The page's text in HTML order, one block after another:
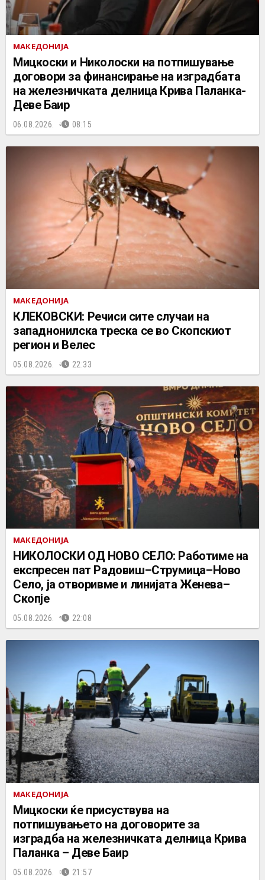
МАКЕДОНИЈА
Мицкоски и Николоски на потпишување
договори за финансирање на изградбата
на железничката делница Крива Паланка-
Деве Баир
06.08.2026. 08:15
МАКЕДОНИЈА
КЛЕКОВСКИ: Речиси сите случаи на
западнонилска треска се во Скопскиот
регион и Велес
05.08.2026. 22:33
МАКЕДОНИЈА
НИКОЛОСКИ ОД НОВО СЕЛО: Работиме на
експресен пат Радовиш–Струмица–Ново
Село, ја отворивме и линијата Женева–
Скопје
05.08.2026. 22:08
МАКЕДОНИЈА
Мицкоски ќе присуствува на
потпишувањето на договорите за
изградба на железничката делница Крива
Паланка – Деве Баир
05.08.2026. 21:57